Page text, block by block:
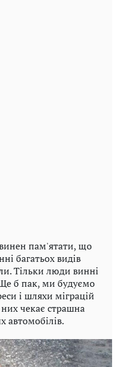
пам'ятати, що
багатьох видів
Тільки люди винні
Ще б пак, ми будуємо
і шляхи міграцій
них чекає страшна
автомобілів.